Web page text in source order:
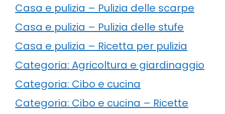
Casa e pulizia – Pulizia delle scarpe
Casa e pulizia – Pulizia delle stufe
Casa e pulizia – Ricetta per pulizia
Categoria: Agricoltura e giardinaggio
Categoria: Cibo e cucina
Categoria: Cibo e cucina – Ricette